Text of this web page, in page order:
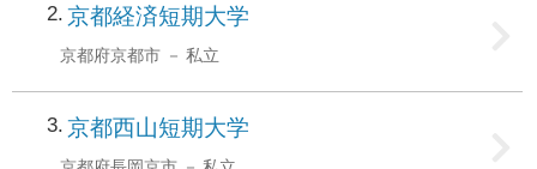
2 京都経済短期大学
京都府京都市 私立
3 京都西山短期大学